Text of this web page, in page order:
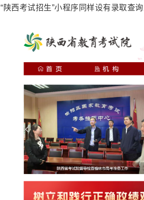
“陕西考试招生”小程序同样设有录取查